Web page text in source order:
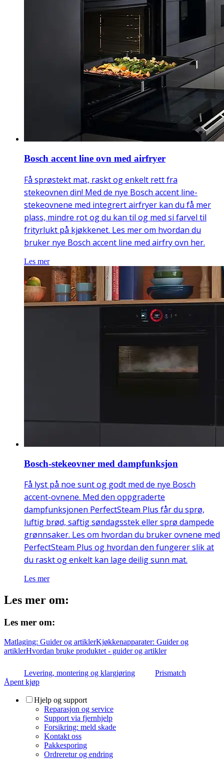
Bosch accent line ovn med airfryer
Få sprøstekt mat, raskt og enkelt rett fra
stekeovnen din! Med de nye Bosch accent line-
stekeovnene med integrert airfryer kan du få mer
plass, mindre rot og du kan til og med si farvel til
frityrlukt på kjøkkenet. Les mer om hvordan du
bruker nye Bosch accent line med airfry ovn her.
Les mer
Bosch-stekeovner med dampfunksjon
Få lyst på noe sunt og godt med de nye Bosch
accent-ovnene. Med den oppgraderte
dampfunksjonen PerfectSteam Plus får du sprø,
luftig brød, saftig søndagsstek eller sprø dampede
grønnsaker. Les om hvordan du bruker ovnene med
PerfectSteam Plus og hvordan den fungerer slik at
du raskt og enkelt kan lage deilig sunn mat.
Les mer
Les mer om:
Les mer om:
Matlaging: Guider og artiklerKjøkkenapparater: Guider og
artiklerHvordan bruke produktet - guider og artikler
Levering, montering og klargjøring
Prismatch
Åpent kjøp
Hjelp og support
Reparasjon og service
Support via fjernhjelp
Forsikring: meld skade
Kontakt oss
Pakkesporing
Ordreretur og endring